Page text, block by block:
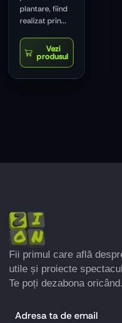
plantare, fiind
realizat prin...
Fii primul care află
utile și proiecte
Te poți dezabona
Adresa ta de email